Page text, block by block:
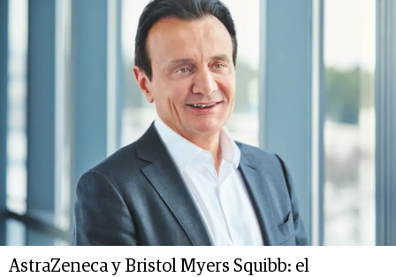
AstraZeneca y Bristol Myers Squibb: el